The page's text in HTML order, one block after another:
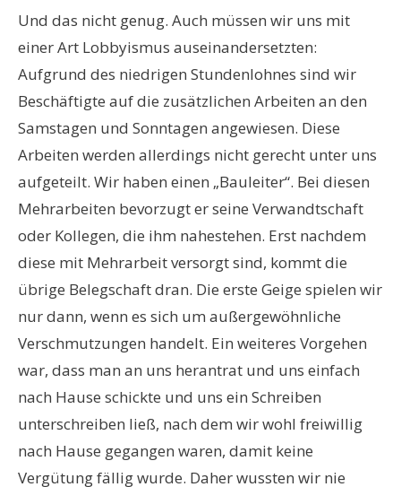
Und das nicht genug. Auch müssen wir uns mit
einer Art Lobbyismus auseinandersetzten:
Aufgrund des niedrigen Stundenlohnes sind wir
Beschäftigte auf die zusätzlichen Arbeiten an den
Samstagen und Sonntagen angewiesen. Diese
Arbeiten werden allerdings nicht gerecht unter uns
aufgeteilt. Wir haben einen „Bauleiter“. Bei diesen
Mehrarbeiten bevorzugt er seine Verwandtschaft
oder Kollegen, die ihm nahestehen. Erst nachdem
diese mit Mehrarbeit versorgt sind, kommt die
übrige Belegschaft dran. Die erste Geige spielen wir
nur dann, wenn es sich um außergewöhnliche
Verschmutzungen handelt. Ein weiteres Vorgehen
war, dass man an uns herantrat und uns einfach
nach Hause schickte und uns ein Schreiben
unterschreiben ließ, nach dem wir wohl freiwillig
nach Hause gegangen waren, damit keine
Vergütung fällig wurde. Daher wussten wir nie